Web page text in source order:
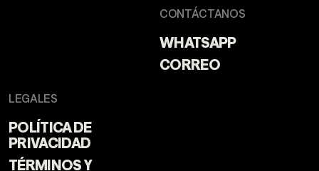
CONTÁCTANOS
WHATSAPP
CORREO
LEGALES
POLÍTICA DE
PRIVACIDAD
TÉRMINOS Y